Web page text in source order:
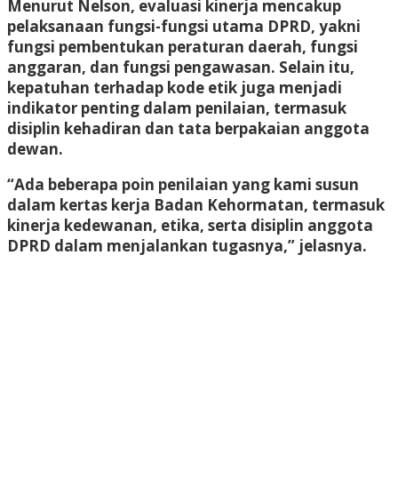
Menurut Nelson, evaluasi kinerja mencakup
pelaksanaan fungsi-fungsi utama DPRD, yakni
fungsi pembentukan peraturan daerah, fungsi
anggaran, dan fungsi pengawasan. Selain itu,
kepatuhan terhadap kode etik juga menjadi
indikator penting dalam penilaian, termasuk
disiplin kehadiran dan tata berpakaian anggota
dewan.
“Ada beberapa poin penilaian yang kami susun
dalam kertas kerja Badan Kehormatan, termasuk
kinerja kedewanan, etika, serta disiplin anggota
DPRD dalam menjalankan tugasnya,” jelasnya.